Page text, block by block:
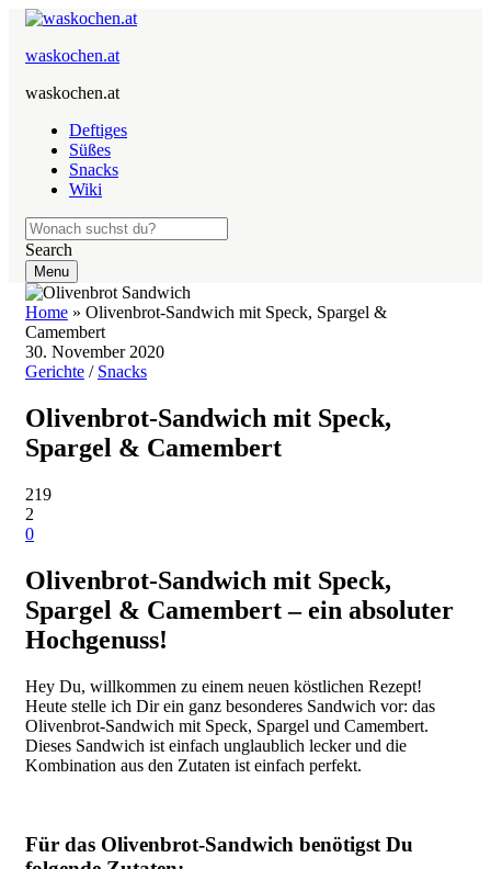
waskochen.at
waskochen.at
Deftiges
Süßes
Snacks
Wiki
Search
Menu
Home » Olivenbrot-Sandwich mit Speck, Spargel &
Camembert
30. November 2020
Gerichte / Snacks
Olivenbrot-Sandwich mit Speck,
Spargel & Camembert
219
2
0
Olivenbrot-Sandwich mit Speck,
Spargel & Camembert – ein absoluter
Hochgenuss!
Hey Du, willkommen zu einem neuen köstlichen Rezept!
Heute stelle ich Dir ein ganz besonderes Sandwich vor: das
Olivenbrot-Sandwich mit Speck, Spargel und Camembert.
Dieses Sandwich ist einfach unglaublich lecker und die
Kombination aus den Zutaten ist einfach perfekt.
Für das Olivenbrot-Sandwich benötigst Du